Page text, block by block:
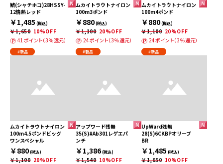
鯱(シャチホコ)28HSSY-
12情熱レッド
￥1,485 (税込)
￥1,650 10%OFF
41ポイント（3％還元）
#新品
ムカイトラウトナイロン
100m3ポンド
￥880(税込)
￥1,100 20%OFF
24ポイント（3％還元）
#新品
ムカイトラウトナイロン
100m4ポンド
￥880(税込)
￥1,100 20%OFF
24ポイント（3％還元）
#新品
ムカイトラウトナイロン
100m4.5ポンドビッグ
ワンスペシャル
￥880(税込)
￥1,100 20%OFF
アップワード残無
35(S)#Ab301レゲエパ
ンチ
￥1,386(税込)
￥1,540 10%OFF
UpWard残無
28(S)6CKBPオリーブ
BR
￥1,485 (税込)
￥1,650 10%OFF